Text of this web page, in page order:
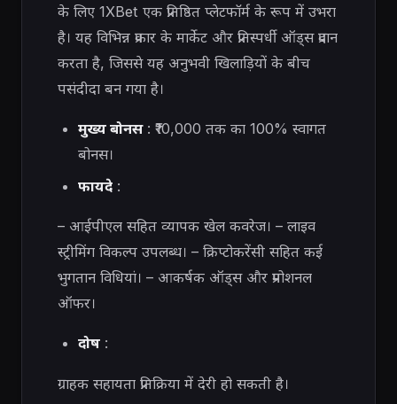
के लिए 1XBet एक प्रतिष्ठित प्लेटफॉर्म के रूप में उभरा
है। यह विभिन्न प्रकार के मार्केट और प्रतिस्पर्धी ऑड्स प्रदान
करता है, जिससे यह अनुभवी खिलाड़ियों के बीच
पसंदीदा बन गया है।
मुख्य बोनस: ₹10,000 तक का 100% स्वागत
बोनस।
फायदे:
– आईपीएल सहित व्यापक खेल कवरेज। – लाइव
स्ट्रीमिंग विकल्प उपलब्ध। – क्रिप्टोकरेंसी सहित कई
भुगतान विधियां। – आकर्षक ऑड्स और प्रमोशनल
ऑफर।
दोष:
ग्राहक सहायता प्रतिक्रिया में देरी हो सकती है।